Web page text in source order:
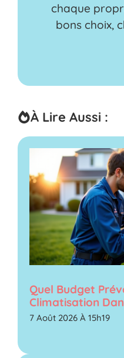
chaque
bons choix,
À Lire Aussi :
Quel Budget
Climatisation
7 Août 2026 À 15h19